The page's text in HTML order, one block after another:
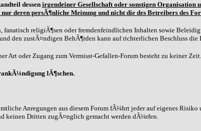
dessenirgendeiner Gesellschaft oder sonstigen Organisation
deren persÃ¶nliche Meinung und nicht die des Betreibers des
fanatisch religiÃ¶sen oder fremdenfeindlichen Inhalten sowie
den zustÃ¤ndigen BehÃ¶rden kann auf richterlichen Beschluss die
Art oder Zugang zum Vermisst-Gefallen-Forum besteht zu keiner Zeit.
lÃ¶schen.
Anregungen aus diesem Forum fÃ¼hrt jeder auf eigenes Risiko
keinen Dritten zugÃ¤nglich gemacht werden dÃ¼rfen.